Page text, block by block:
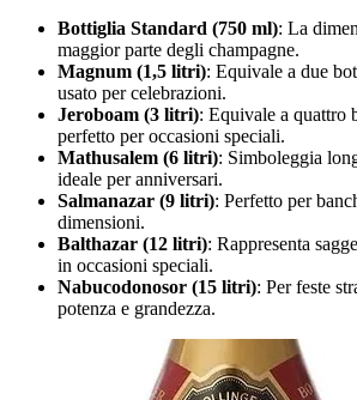
Bottiglia Standard (750 ml): La
maggior parte degli champagne.
Magnum (1,5 litri): Equivale a due
usato per celebrazioni.
Jeroboam (3 litri): Equivale a quattro
perfetto per occasioni speciali.
Mathusalem (6 litri): Simboleggia
ideale per anniversari.
Salmanazar (9 litri): Perfetto per
dimensioni.
Balthazar (12 litri): Rappresenta
in occasioni speciali.
Nabucodonosor (15 litri): Per feste
potenza e grandezza.